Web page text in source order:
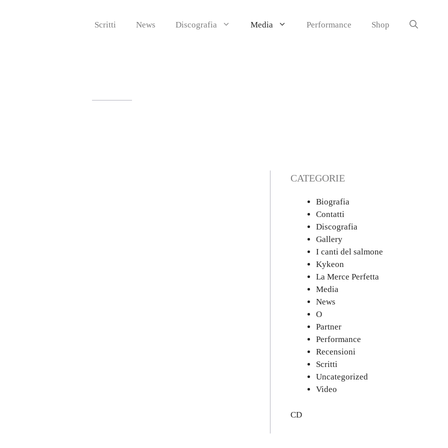
Scritti News Discografia Media Performance Shop
CATEGORIE
Biografia
Contatti
Discografia
Gallery
I canti del salmone
Kykeon
La Merce Perfetta
Media
News
O
Partner
Performance
Recensioni
Scritti
Uncategorized
Video
CD